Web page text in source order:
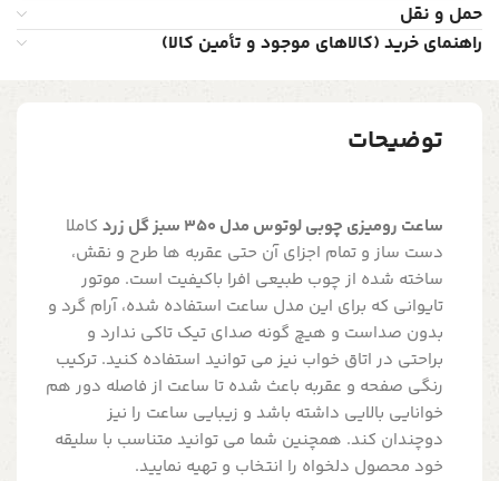
حمل و نقل
راهنمای خرید (کالاهای موجود و تأمین کالا)
توضیحات
ساعت رومیزی چوبی لوتوس مدل 350 سبز گل زرد
کاملا
دست ساز و تمام اجزای آن حتی عقربه ها طرح و نقش،
ساخته شده از چوب طبیعی افرا باکیفیت است. موتور
تایوانی که برای این مدل ساعت استفاده شده، آرام گرد و
بدون صداست و هیچ گونه صدای تیک تاکی ندارد و
براحتی در اتاق خواب نیز می توانید استفاده کنید. ترکیب
رنگی صفحه و عقربه باعث شده تا ساعت از فاصله دور هم
خوانایی بالایی داشته باشد و زیبایی ساعت را نیز
دوچندان کند. همچنین شما می توانید متناسب با سلیقه
خود محصول دلخواه را انتخاب و تهیه نمایید.